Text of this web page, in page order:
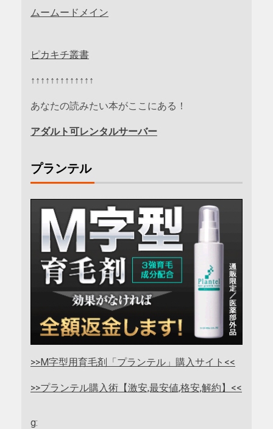
ムームードメイン
ピカキチ叢書
↑↑↑↑↑↑↑↑↑↑↑↑↑
あなたの読みたい本がここにある！
アダルト可レンタルサーバー
プランテル
>>M字型用育毛剤「プランテル」購入サイト<<
>>プランテル購入術【激安,最安値,格安,解約】<<
g: